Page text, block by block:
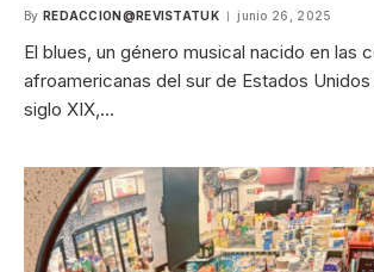
By REDACCION@REVISTATUK junio 26, 2025
El blues, un género musical nacido en las
afroamericanas del sur de Estados
siglo XIX,…